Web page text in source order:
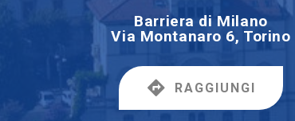
Barriera di Milano
Via Montanaro 6, Torino
RAGGIUNGI